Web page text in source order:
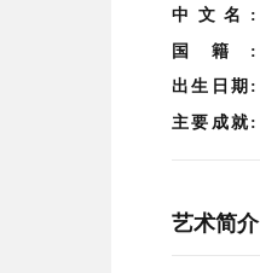
中文名:
国籍:
出生日期:
主要成就:
艺术简介